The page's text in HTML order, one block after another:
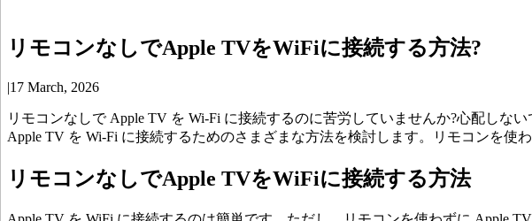
リモコンなしでApple TVをWiFiに接続する方法?
|17 March, 2026
リモコンなしで Apple TV を Wi-Fi に接続するのに苦労していませんか?心配しな
Apple TV を Wi-Fi に接続するためのさまざまな方法を検討します。リモコンを使
リモコンなしでApple TVをWiFiに接続する方法